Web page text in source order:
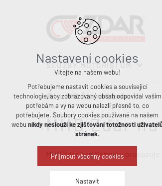
SLUŽBY MOTORISTŮM
MHD Žďár na Sázavou
MHD Žďár
MHD Žďár nad Sázavou
Nastavení cookies
Vítejte na našem webu!
Potřebujeme nastavit cookies a související
technologie, aby zobrazovaný obsah odpovídal vašim
potřebám a vy na webu nalezli přesně to, co
potřebujete. Soubory cookies používané na našem
webu nikdy neslouží ke zjišťování totožnosti
stránek.
Přijmout všechny cookies
Nastavit